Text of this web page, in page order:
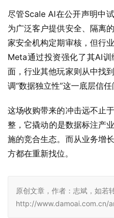
尽管Scale AI在公开声明中
为广泛客户提供安全、隔离
家安全机构定期审核，但行
Meta通过投资强化了其AI
面，行业其他玩家则从中找
调“数据独立性”这一底层信任
这场收购带来的冲击远不止
整，它撬动的是数据标注产
施的竞合生态。而从业务增
方都在重新找位。
原创文章，作者：志斌，如若
http://www.damoai.com.cn/